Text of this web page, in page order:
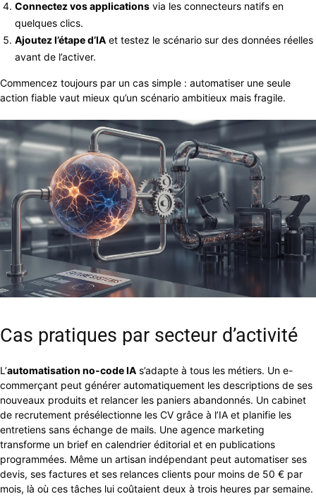
Connectez vos applications via les connecteurs natifs en
quelques clics.
Ajoutez l’étape d’IA et testez le scénario sur des données réelles
avant de l’activer.
Commencez toujours par un cas simple : automatiser une seule
action fiable vaut mieux qu’un scénario ambitieux mais fragile.
Cas pratiques par secteur d’activité
L’automatisation no-code IA s’adapte à tous les métiers. Un e-
commerçant peut générer automatiquement les descriptions de ses
nouveaux produits et relancer les paniers abandonnés. Un cabinet
de recrutement présélectionne les CV grâce à l’IA et planifie les
entretiens sans échange de mails. Une agence marketing
transforme un brief en calendrier éditorial et en publications
programmées. Même un artisan indépendant peut automatiser ses
devis, ses factures et ses relances clients pour moins de 50 € par
mois, là où ces tâches lui coûtaient deux à trois heures par semaine.